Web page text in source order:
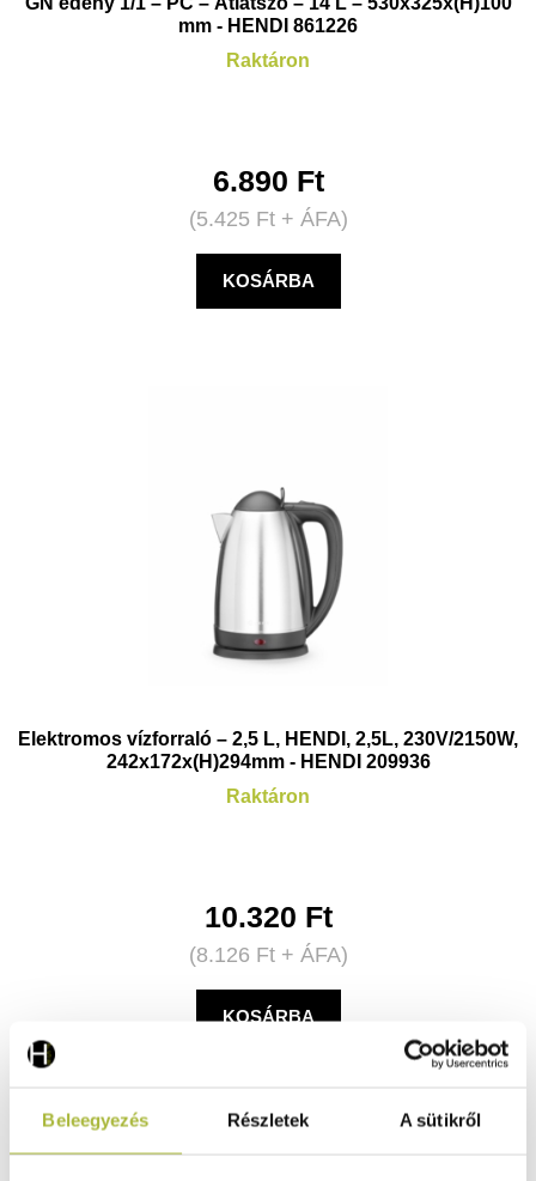
Beleegyezés Részletek A sütikről
mm - HENDI 861226
Raktáron
6.890 Ft
(5.425 Ft+ ÁFA)
KOSÁRBA
Elektromos vízforraló – 2,5 L, HENDI, 2,5L, 230V/2150W,
242x172x(H)294mm - HENDI 209936
Raktáron
10.320 Ft
(8.126 Ft+ ÁFA)
KOSÁRBA